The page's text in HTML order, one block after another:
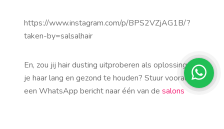
https://www.instagram.com/p/BPS2VZjAG1B/?
taken-by=salsalhair
En, zou jij hair dusting uitproberen als oplossing om
je haar lang en gezond te houden? Stuur vooral
een WhatsApp bericht naar één van de salons